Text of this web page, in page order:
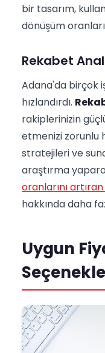
bir tasarım,
dönüşüm
Rekabet
Adana'da birçok
hızlandırdı.
rakiplerinizin
etmenizi zorunlu
stratejileri ve
araştırma
oranlarını
hakkında daha
Uygun